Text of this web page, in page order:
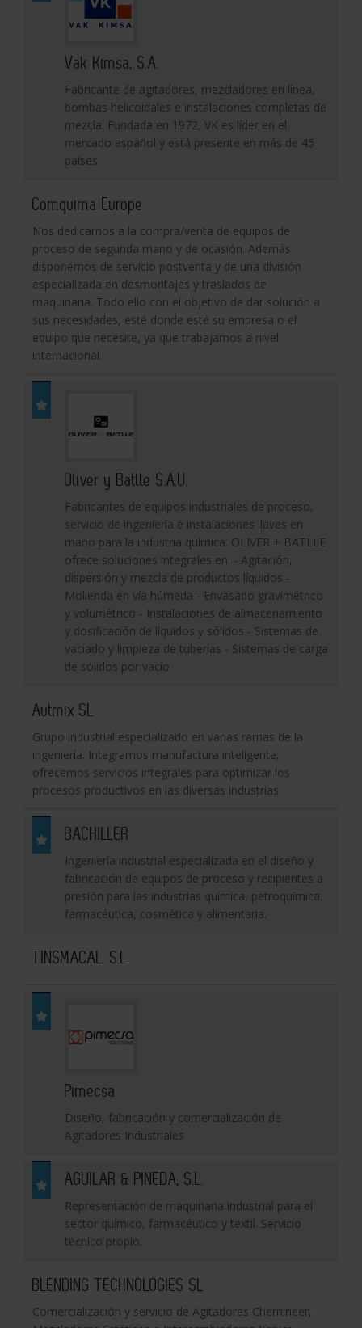
Vak Kimsa, S.A.
Fabricante de agitadores, mezcladores en línea,
bombas helicoidales e instalaciones completas de
mezcla. Fundada en 1972, VK es líder en el
mercado español y está presente en más de 45
países.
Comquima Europe
Nos dedicamos a la compra/venta de equipos de
proceso de segunda mano y de ocasión. Además
disponemos de servicio postventa y de una división
especializada en desmontajes y traslados de
maquinaria. Todo ello con el objetivo de dar solución a
sus necesidades, esté donde esté su empresa o el
equipo que necesite, ya que trabajamos a nivel
internacional.
Oliver y Batlle S.A.U.
Fabricantes de equipos industriales de proceso,
servicio de ingeniería e instalaciones llaves en
mano para la industria química. OLIVER + BATLLE
ofrece soluciones integrales en: - Agitación,
dispersión y mezcla de productos líquidos -
Molienda en vía húmeda - Envasado gravimétrico
y volumétrico - Instalaciones de almacenamiento
y dosificación de líquidos y sólidos - Sistemas de
vaciado y limpieza de tuberías - Sistemas de carga
de sólidos por vacío
Autmix SL
Grupo industrial especializado en varias ramas de la
ingeniería. Integramos manufactura inteligente;
ofrecemos servicios integrales para optimizar los
procesos productivos en las diversas industrias.
BACHILLER
Ingeniería industrial especializada en el diseño y
fabricación de equipos de proceso y recipientes a
presión para las industrias química, petroquímica,
farmacéutica, cosmética y alimentaria.
TINSMACAL, S.L.
Pimecsa
Diseño, fabricación y comercialización de
Agitadores Industriales
AGUILAR & PINEDA, S.L.
Representación de maquinaria industrial para el
sector químico, farmacéutico y textil. Servicio
técnico propio.
BLENDING TECHNOLOGIES SL
Comercialización y servicio de Agitadores Chemineer,